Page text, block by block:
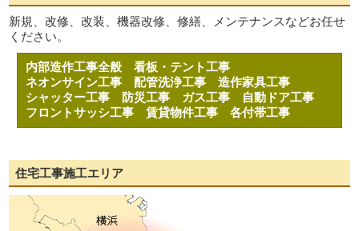
新規、改修、改装、機器改修、修繕、メンテナンスなどお任せ
ください。
内部造作工事全般看板・テント工事
ネオンサイン工事配管洗浄工事造作家具工事
シャッター工事
防災工事 ガス工事
自動ドア工事
フロントサッシ工事賃貸物件工事各付帯工事
住宅工事施工エリア